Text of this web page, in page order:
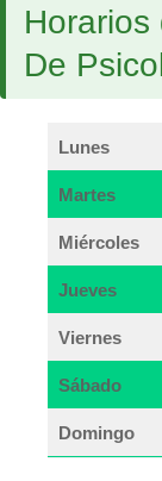
Horarios
De
Lunes
Martes
Miércoles
Jueves
Viernes
Sábado
Domingo